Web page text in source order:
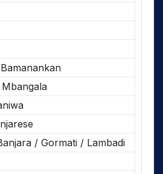
/ Gormati / Lambadi